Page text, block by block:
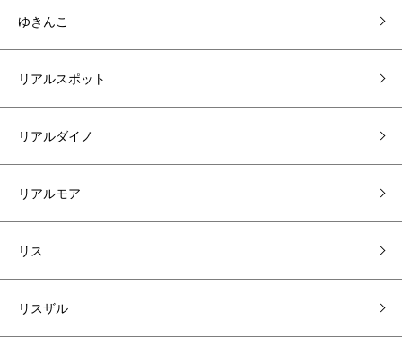
ゆきんこ
リアルスポット
リアルダイノ
リアルモア
リス
リスザル